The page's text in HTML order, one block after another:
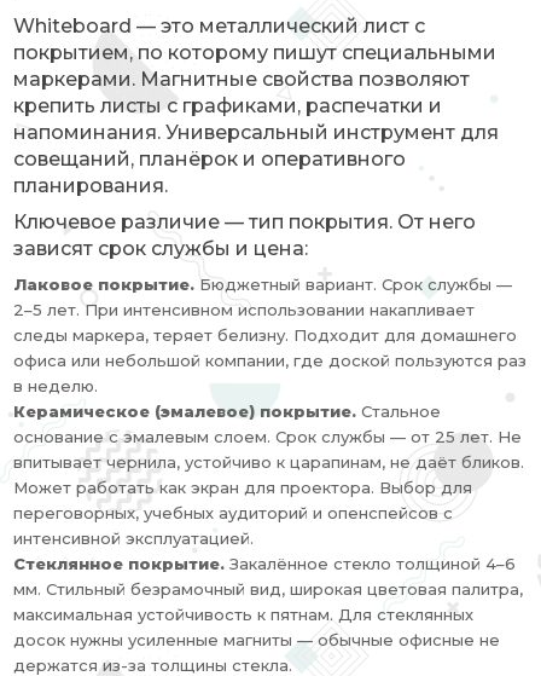
Whiteboard — это металлический лист с
покрытием, по которому пишут специальными
маркерами. Магнитные свойства позволяют
крепить листы с графиками, распечатки и
напоминания. Универсальный инструмент для
совещаний, планёрок и оперативного
планирования.
Ключевое различие — тип покрытия. От него
зависят срок службы и цена:
Лаковое покрытие. Бюджетный вариант. Срок службы —
2–5 лет. При интенсивном использовании накапливает
следы маркера, теряет белизну. Подходит для домашнего
офиса или небольшой компании, где доской пользуются раз
в неделю.
Керамическое (эмалевое) покрытие. Стальное
основание с эмалевым слоем. Срок службы — от 25 лет. Не
впитывает чернила, устойчиво к царапинам, не даёт бликов.
Может работать как экран для проектора. Выбор для
переговорных, учебных аудиторий и опенспейсов с
интенсивной эксплуатацией.
Стеклянное покрытие. Закалённое стекло толщиной 4–6
мм. Стильный безрамочный вид, широкая цветовая палитра,
максимальная устойчивость к пятнам. Для стеклянных
досок нужны усиленные магниты — обычные офисные не
держатся из-за толщины стекла.